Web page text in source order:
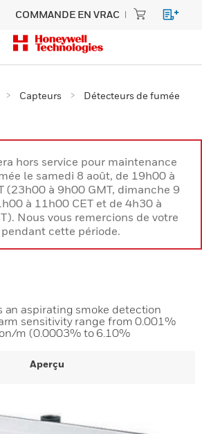
COMMANDE EN VRAC
Capteurs
Détecteurs de fumée
hors service pour maintenance
le samedi 8 août, de 19h00 à
(23h00 à 9h00 GMT, dimanche 9
à 11h00 CET et de 4h30 à
Nous vous remercions de votre
cette période.
an aspirating smoke detection
sensitivity range from 0.001%
m (0.0003% to 6.10%
Aperçu